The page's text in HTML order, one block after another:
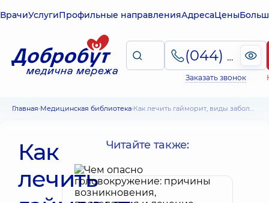
ВрачиУслугиПрофильные направленияАдресаЦены
(044) 495-2-888
Заказать звонок
Главная Медицинская библиотека Как лечить гайморит, виды заболевания, причины, основные методы терапии
Как
лечить
Читайте также: